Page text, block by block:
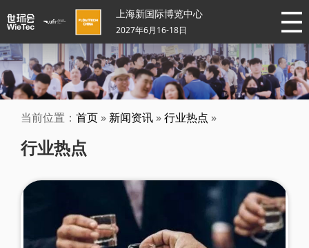
上海新国际博览中心
2027年6月16-18日
当前位置： 首页 » 新闻资讯 »行业热点 »
行业热点